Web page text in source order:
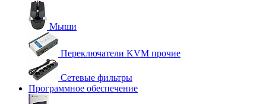
Мыши
Переключатели KVM прочие
Сетевые фильтры
Программное обеспечение